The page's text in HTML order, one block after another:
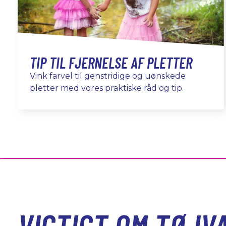
TIP TIL FJERNELSE AF PLETTER
Vink farvel til genstridige og uønskede
pletter med vores praktiske råd og tip.